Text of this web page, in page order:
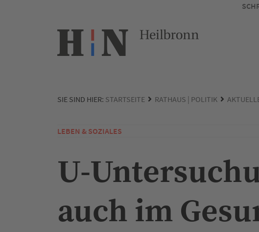
SIE SIND HIER: STARTSEITE RATHAUS | POLITIK
LEBEN & SOZIALES
U-
auch im